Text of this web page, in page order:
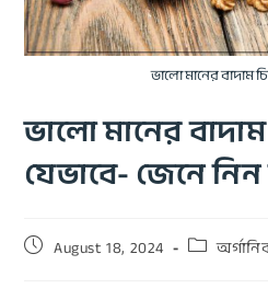
ভালো মানের বাদাম
ভালো মানের
যেভাবে- জেনে নিন
August 18, 2024